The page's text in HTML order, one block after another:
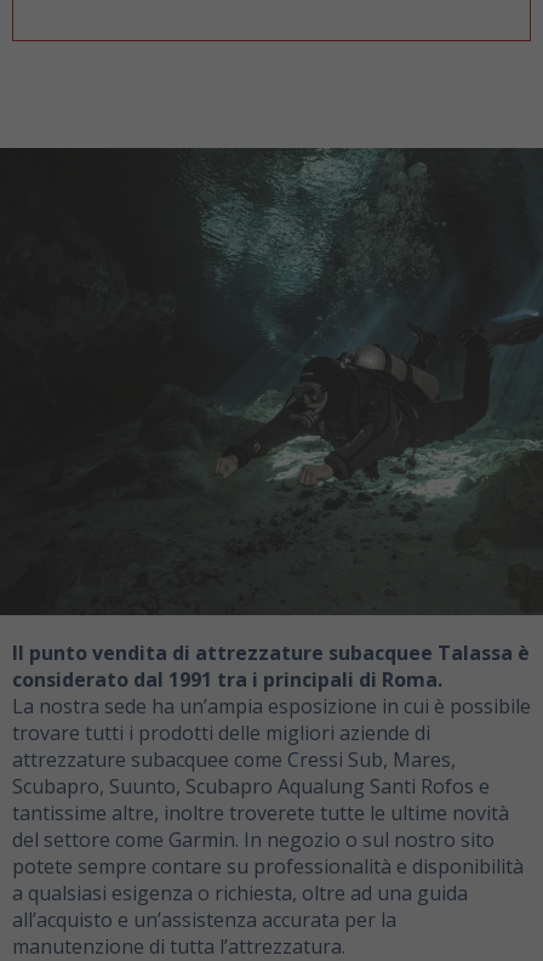
Il punto vendita di attrezzature subacquee Talassa è
considerato dal 1991 tra i principali di Roma.
La nostra sede ha un’ampia esposizione in cui è possibile
trovare tutti i prodotti delle migliori aziende di
attrezzature subacquee come Cressi Sub, Mares,
Scubapro, Suunto, Scubapro Aqualung Santi Rofos e
tantissime altre, inoltre troverete tutte le ultime novità
del settore come Garmin. In negozio o sul nostro sito
potete sempre contare su professionalità e disponibilità
a qualsiasi esigenza o richiesta, oltre ad una guida
all’acquisto e un’assistenza accurata per la
manutenzione di tutta l’attrezzatura.